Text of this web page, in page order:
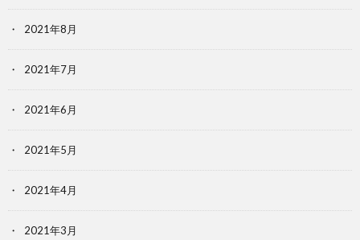
2021年8月
2021年7月
2021年6月
2021年5月
2021年4月
2021年3月